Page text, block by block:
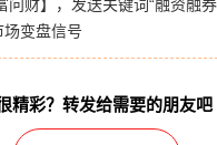
问财】，发送关键词“融资融
场变盘信号
精彩？转发给需要的朋友吧